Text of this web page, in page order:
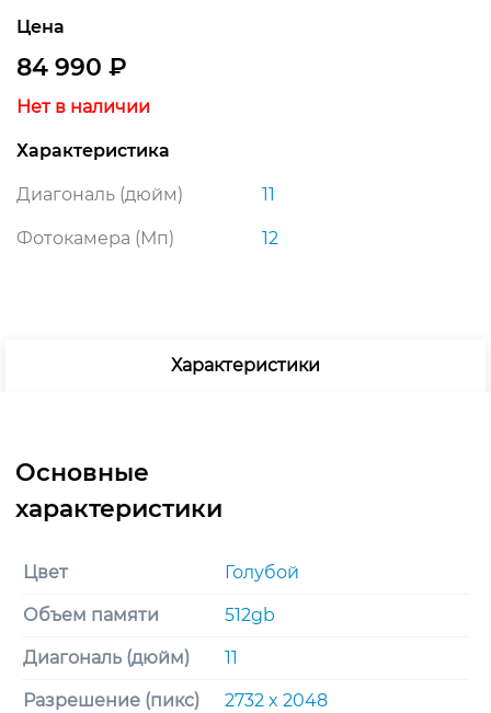
Цена
84 990 ₽
Нет в наличии
Характеристика
Диагональ (дюйм) 11
Фотокамера (Мп) 12
Характеристики
Цвет Голубой
Объем памяти 512gb
Диагональ (дюйм) 11
Разрешение (пикс) 2732 x 2048